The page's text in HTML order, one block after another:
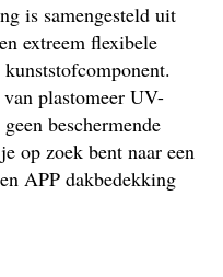
is samengesteld uit
extreem flexibele
plastomeer UV-
beschermende
op zoek bent naar een
APP dakbedekking